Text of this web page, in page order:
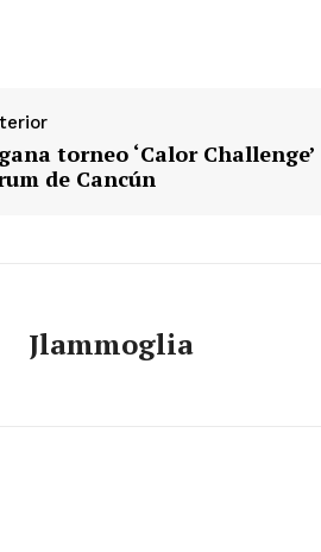
torneo ‘Calor Challenge’
de Cancún
Jlammoglia